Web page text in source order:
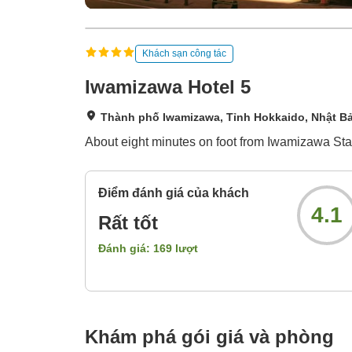
Khách sạn công tác
Iwamizawa Hotel 5
Thành phố Iwamizawa, Tỉnh Hokkaido, Nhật
About eight minutes on foot from Iwamizawa
Điểm đánh giá của khách
Rất tốt
Đánh giá: 169 lượt
4.1
Khám phá gói giá và phòng